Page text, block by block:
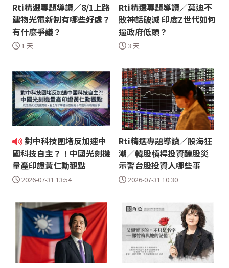
Rti精選專題導讀／8/1上路
建物光電新制有哪些好處？
有什麼爭議？
1 天
Rti精選專題導讀／莫迪不
敗神話破滅 印度Z世代如何
逼政府低頭？
3 天
對中科技圍堵反加速中
國科技自主？！中國光刻機
量產印證黃仁勳觀點
2026-07-31 13:54
Rti精選專題導讀／股海狂
潮／韓股槓桿投資釀股災
示警台股投資人哪些事
2026-07-31 10:30